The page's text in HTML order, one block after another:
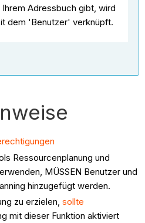
Adressbuch gibt, wird
dem 'Benutzer' verknüpft.
Ressourcenplanung und
MÜSSEN Benutzer und
hinzugefügt werden.
zu erzielen,sollte
mit dieser Funktion aktiviert